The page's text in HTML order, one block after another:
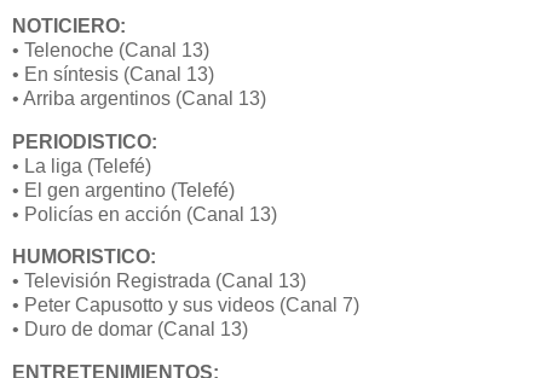
NOTICIERO:
• Telenoche (Canal 13)
• En síntesis (Canal 13)
• Arriba argentinos (Canal 13)
PERIODISTICO:
• La liga (Telefé)
• El gen argentino (Telefé)
• Policías en acción (Canal 13)
HUMORISTICO:
• Televisión Registrada (Canal 13)
• Peter Capusotto y sus videos (Canal 7)
• Duro de domar (Canal 13)
ENTRETENIMIENTOS: